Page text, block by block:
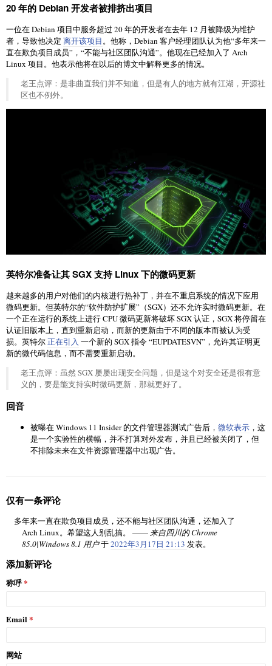
20 年的 Debian 开发者被排挤出项目
一位在 Debian 项目中服务超过 20 年的开发者在去年 12 月被降级为维护
者，导致他决定 离开该项目。他称，Debian 客户经理团队认为他“多年来一
直在欺负项目成员”，“不能与社区团队沟通”。他现在已经加入了 Arch
Linux 项目。他表示他将在以后的博文中解释更多的情况。
老王点评：是非曲直我们并不知道，但是有人的地方就有江湖，开源社
区也不例外。
英特尔准备让其 SGX 支持 Linux 下的微码更新
越来越多的用户对他们的内核进行热补丁，并在不重启系统的情况下应用
微码更新。但英特尔的“软件防护扩展”（SGX）还不允许实时微码更新。在
一个正在运行的系统上进行 CPU 微码更新将破坏 SGX 认证，SGX 将停留在
认证旧版本上，直到重新启动，而新的更新由于不同的版本而被认为受
损。英特尔正在引入 一个新的 SGX 指令 “EUPDATESVN”，允许其证明更
新的微代码信息，而不需要重新启动。
老王点评：虽然 SGX 屡屡出现安全问题，但是这个对安全还是很有意
义的，要是能支持实时微码更新，那就更好了。
回音
被曝在 Windows 11 Insider 的文件管理器测试广告后， 微软表示 ，这
是一个实验性的横幅，并不打算对外发布，并且已经被关闭了，但
不排除未来在文件资源管理器中出现广告。
仅有一条评论
多年来一直在欺负项目成员，还不能与社区团队沟通，还加入了
Arch Linux。希望这人别乱搞。 —— 来自四川的 Chrome
85.0|Windows 8.1 用户于2022年3月17日 21:13 发表。
添加新评论
称呼
Email
网站